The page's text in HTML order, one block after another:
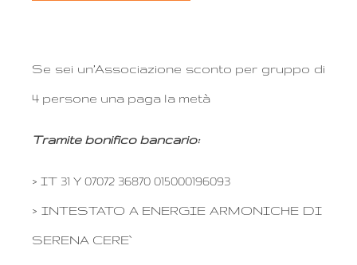
Se sei un’Associazione sconto per gruppo di
4 persone una paga la metà
Tramite bonifico bancario:
> IT 31 Y 07072 36870 015000196093
> INTESTATO A ENERGIE ARMONICHE DI
SERENA CERE`